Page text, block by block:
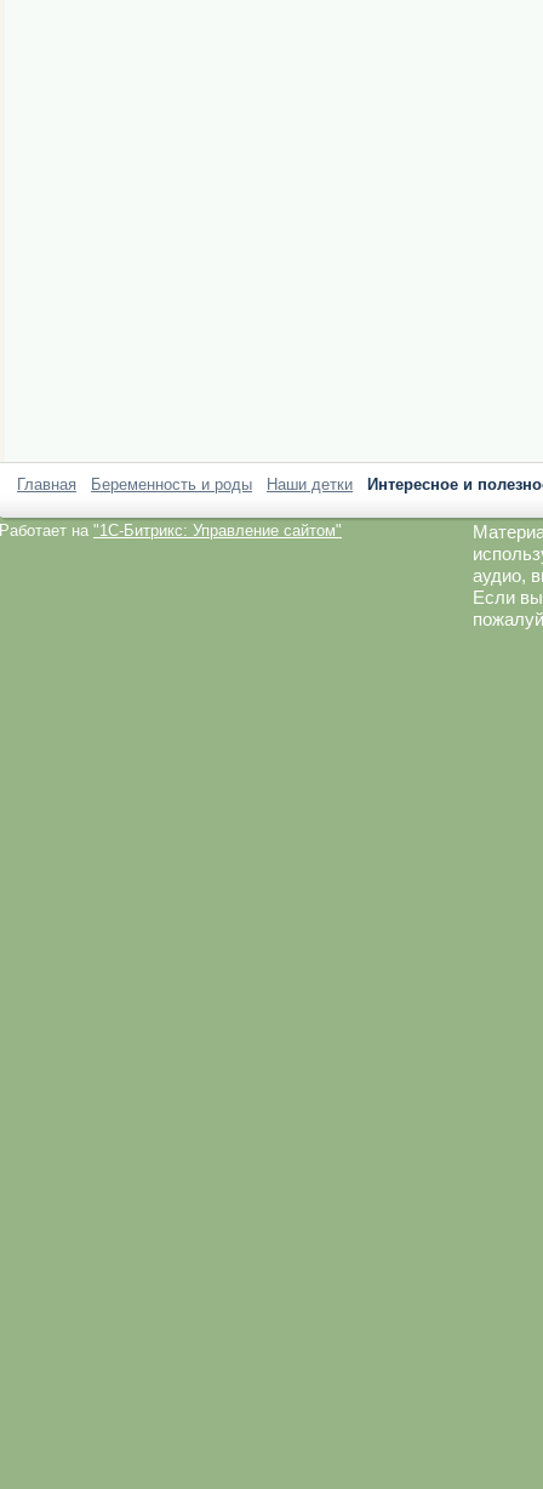
Главная Беременность и роды Наши детки Интересное и
Работает на "1C-Битрикс: Управление сайтом"
аудио,
Если вы